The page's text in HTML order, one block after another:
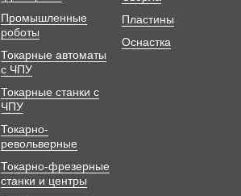
Промышленные
роботы
Токарные автоматы
с ЧПУ
Токарные станки с
ЧПУ
Токарно-
револьверные
Токарно-фрезерные
станки и центры
Пластины
Оснастка